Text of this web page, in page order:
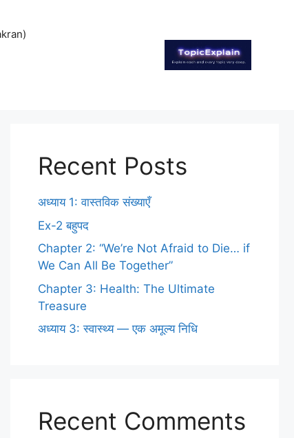
Recent Posts
अध्याय 1: वास्तविक संख्याएँ
Ex-2 बहुपद
Chapter 2: “We’re Not Afraid to Die… if
We Can All Be Together”
Chapter 3: Health: The Ultimate
Treasure
अध्याय 3: स्वास्थ्य — एक अमूल्य निधि
Recent Comments